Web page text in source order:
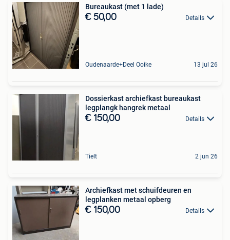
Bureaukast (met 1 lade)
€ 50,00 Details
Oudenaarde+Deel Ooike 13 jul 26
Dossierkast archiefkast bureaukast
legplangk hangrek metaal
€ 150,00 Details
Tielt 2 jun 26
Archiefkast met schuifdeuren en
legplanken metaal opberg
€ 150,00 Details